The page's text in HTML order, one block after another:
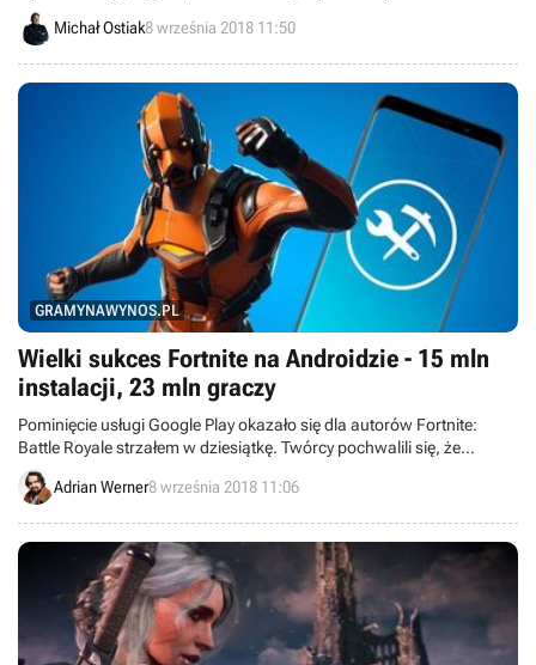
State of Decay 2 i Sea of Thieves. To samo dotyczy usługi Xbox Game
Pass, w której oba tytuły są oferowane od momentu premiery.
Michał Ostiak8 września 2018 11:50
GRAMYNAWYNOS.PL
Wielki sukces Fortnite na Androidzie - 15 mln
instalacji, 23 mln graczy
Pominięcie usługi Google Play okazało się dla autorów Fortnite:
Battle Royale strzałem w dziesiątkę. Twórcy pochwalili się, że
androidową wersję grę zainstalowano już 15 mln razy, a liczba
graczy przekroczyła 23 mln.
Adrian Werner8 września 2018 11:06